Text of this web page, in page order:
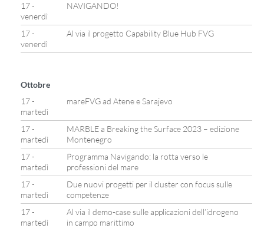
17 -
venerdì
NAVIGANDO!
17 -
venerdì
Al via il progetto Capability Blue Hub FVG
Ottobre
17 -
martedì
mareFVG ad Atene e Sarajevo
17 -
martedì
MARBLE a Breaking the Surface 2023 – edizione
Montenegro
17 -
martedì
Programma Navigando: la rotta verso le
professioni del mare
17 -
martedì
Due nuovi progetti per il cluster con focus sulle
competenze
17 -
martedì
Al via il demo-case sulle applicazioni dell’idrogeno
in campo marittimo